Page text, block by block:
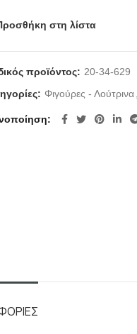
στη λίστα
προϊόντος: 20-34-629
Φιγούρες - Λούτρινα